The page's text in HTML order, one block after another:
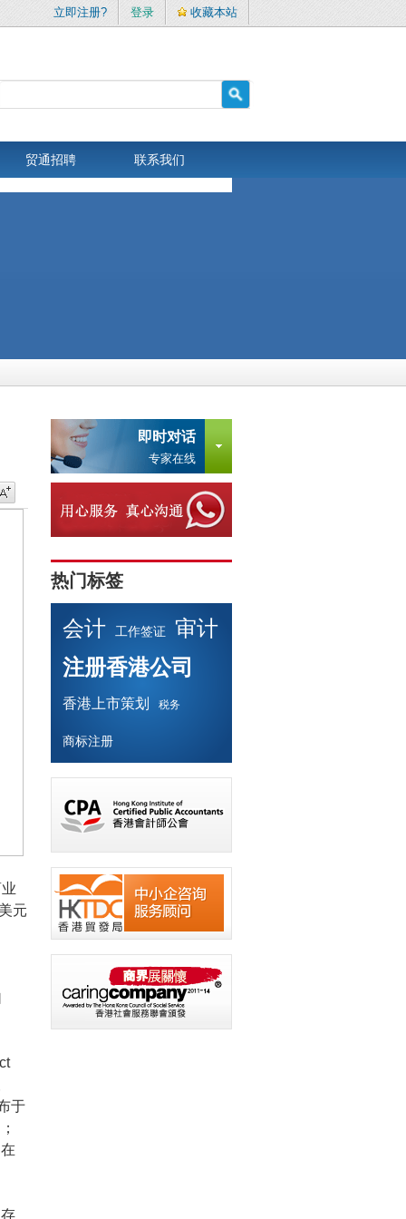
立即注册? 登录 收藏本站
贸通招聘 联系我们
元
于
即时对话
专家在线
热门标签
会计 工作签证
审计
注册香港公司
香港上市策划 税务
商标注册